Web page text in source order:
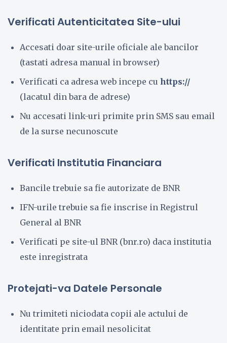
Verificati Autenticitatea Site-ului
Accesati doar site-urile oficiale ale bancilor
(tastati adresa manual in browser)
Verificati ca adresa web incepe cu https://
(lacatul din bara de adrese)
Nu accesati link-uri primite prin SMS sau email
de la surse necunoscute
Verificati Institutia Financiara
Bancile trebuie sa fie autorizate de BNR
IFN-urile trebuie sa fie inscrise in Registrul
General al BNR
Verificati pe site-ul BNR (bnr.ro) daca institutia
este inregistrata
Protejati-va Datele Personale
Nu trimiteti niciodata copii ale actului de
identitate prin email nesolicitat